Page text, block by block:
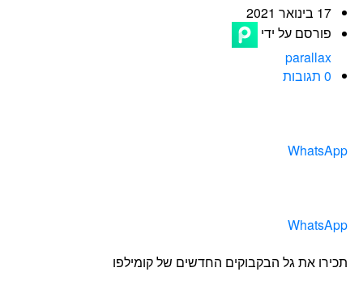
17 בינואר 2021
פורסם על ידי
parallax
0 תגובות
WhatsApp
WhatsApp
תכירו את גל הבקבוקים החדשים של קומילפו